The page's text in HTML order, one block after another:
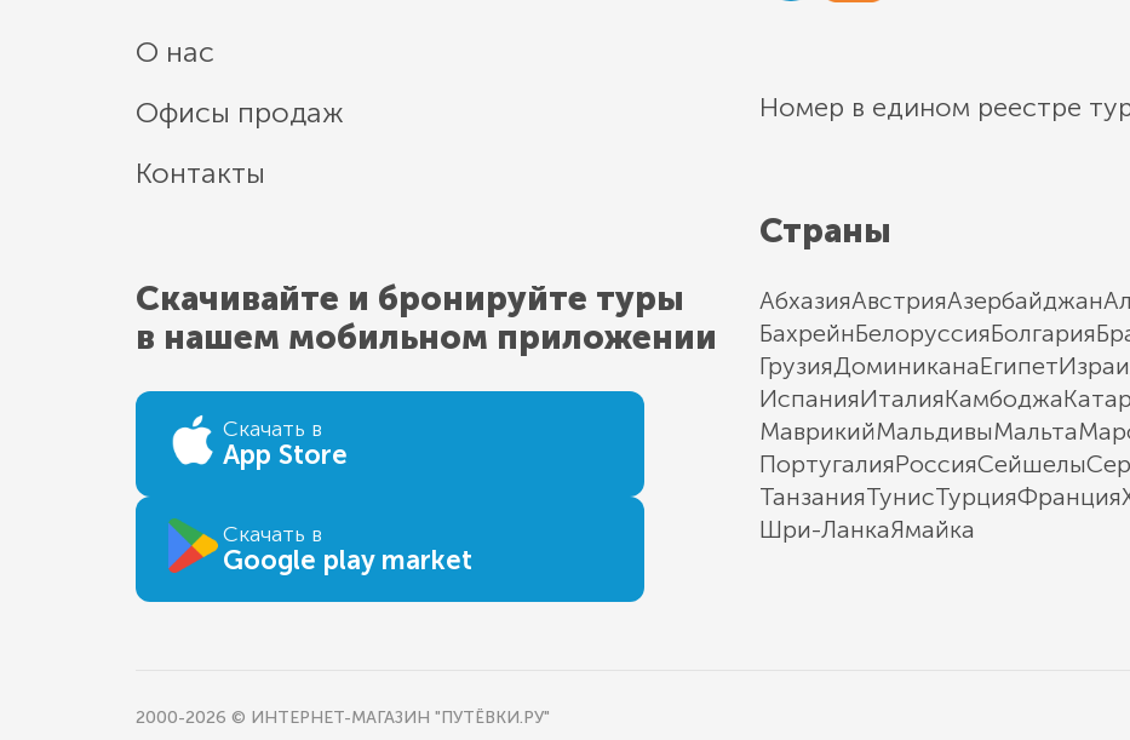
О нас
Офисы продаж
Контакты
Скачивайте и бронируйте туры
в нашем мобильном приложении
Скачать в
App Store
Скачать в
Google play market
Номер в едином реестре
Страны
АбхазияАвстрияАзербайджан
БахрейнБелоруссияБолгария
ГрузияДоминиканаЕгипет
ИспанияИталияКамбоджаКатар
МаврикийМальдивыМальта
ПортугалияРоссияСейшелы
ТанзанияТунисТурцияФранция
Шри-ЛанкаЯмайка
2000-2026 © ИНТЕРНЕТ-МАГАЗИН "ПУТЁВКИ.РУ"